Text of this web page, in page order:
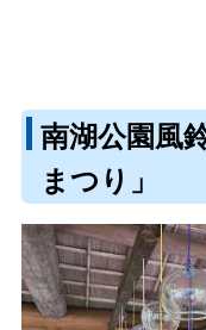
南湖公園風
まつり」